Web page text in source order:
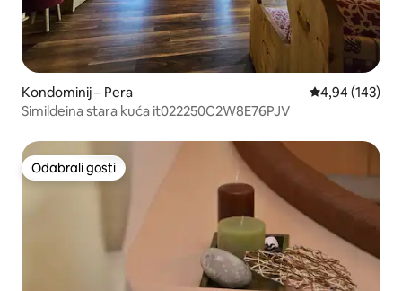
Kondominij – Pera Prosječna
4,94 (143)
Simildeina stara kuća it022250C2W8E76PJV
Odabrali gosti
Odabrali gosti